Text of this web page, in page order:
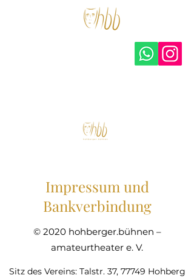
Impressum und
Bankverbindung
© 2020 hohberger.bühnen –
amateurtheater e. V.
Sitz des Vereins: Talstr. 37, 77749 Hohberg